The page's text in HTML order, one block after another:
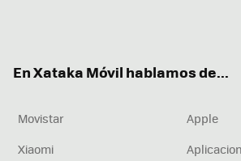
En Xataka Móvil hablamos de...
Movistar
Apple
Xiaomi